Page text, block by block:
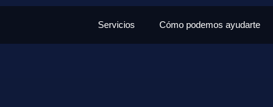
Servicios Cómo podemos ayudarte